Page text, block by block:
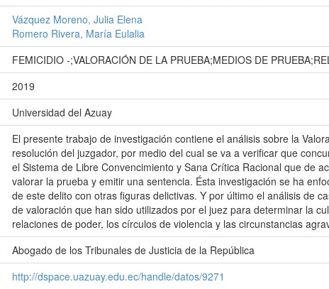
Vázquez Moreno, Julia Elena
Romero Rivera, María Eulalia
FEMICIDIO -;VALORACIÓN DE LA PRUEBA;MEDIOS DE
2019
Universidad del Azuay
El presente trabajo de investigación contiene el análisis sobre la
resolución del juzgador, por medio del cual se va a verificar que
el Sistema de Libre Convencimiento y Sana Crítica Racional que de
valorar la prueba y emitir una sentencia. Ésta investigación se ha
de este delito con otras figuras delictivas. Y por último el análisis de
de valoración que han sido utilizados por el juez para determinar la
relaciones de poder, los círculos de violencia y las circunstancias
Abogado de los Tribunales de Justicia de la República
http://dspace.uazuay.edu.ec/handle/datos/9271